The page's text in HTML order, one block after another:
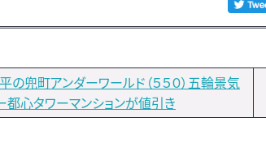
兜町アンダーワールド（５５０）五輪景気
都心タワーマンションが値引き